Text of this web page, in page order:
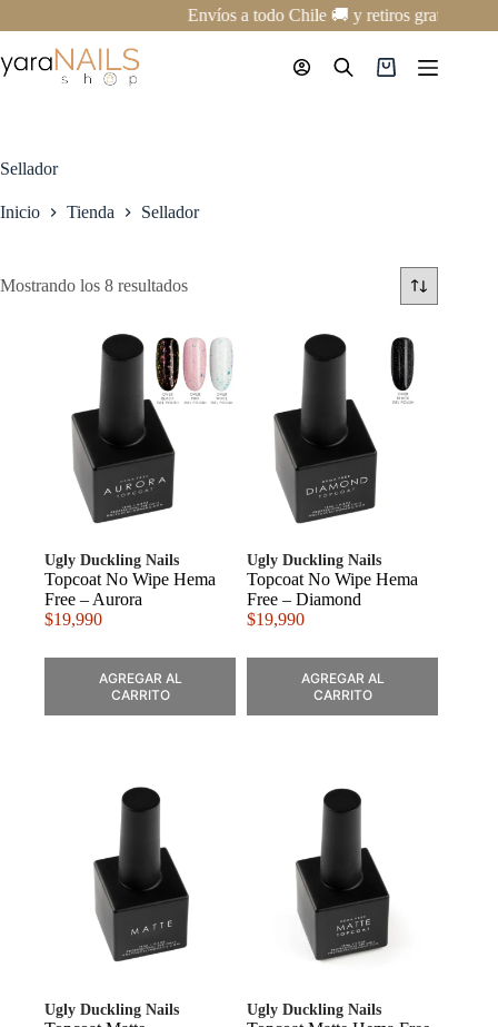
al
contenido
Envíos a todo Chile 🚚 y retiros gratis en
Carro
Sellador
Inicio Tienda Sellador
Mostrando los 8 resultados
Ugly Duckling Nails
Topcoat No Wipe Hema
Free – Aurora
$19,990
AGREGAR AL
CARRITO
Ugly Duckling Nails
Topcoat No Wipe Hema
Free – Diamond
$19,990
AGREGAR AL
CARRITO
Ugly Duckling Nails Ugly Duckling Nails